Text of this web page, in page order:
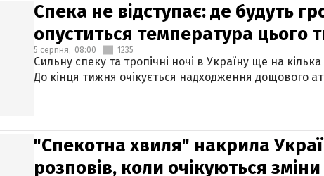
Спека не відступає: де будуть
опуститься температура цього
5 серпня, 08:00 1235
Сильну спеку та тропічні ночі в Україну ще на
До кінця тижня очікується надходження дощового
"Спекотна хвиля" накрила
розповів, коли очікуються зміни